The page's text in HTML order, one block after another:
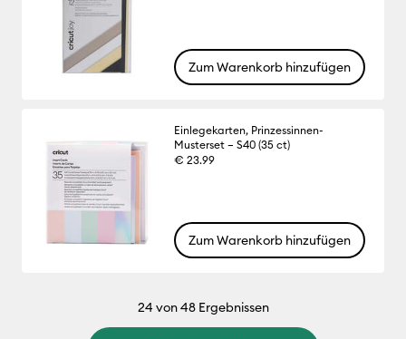
Zum Warenkorb hinzufügen
Einlegekarten, Prinzessinnen-
Musterset – S40 (35 ct)
€ 23.99
Zum Warenkorb hinzufügen
24von 48 Ergebnissen